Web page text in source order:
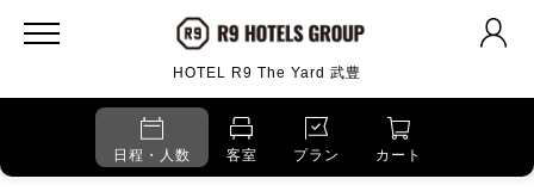
HOTEL R9 The Yard 武豊
日程・人数 客室 プラン カート